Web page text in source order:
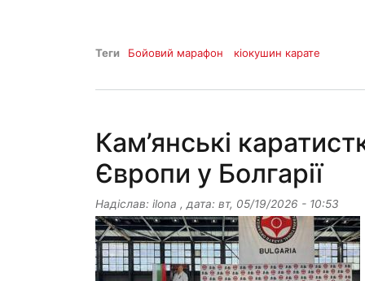
Теги Бойовий марафон кіокушин карате
Кам’янські
Європи у Болгарії
Надіслав: ilona , дата: вт, 05/19/2026 - 10:53